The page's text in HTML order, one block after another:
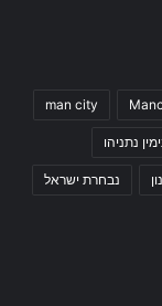
man city
נתניהו
נבחרת ישראל